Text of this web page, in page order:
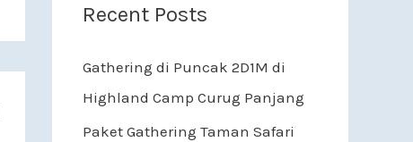
Recent Posts
Gathering di Puncak 2D1M di
Highland Camp Curug Panjang
Paket Gathering Taman Safari